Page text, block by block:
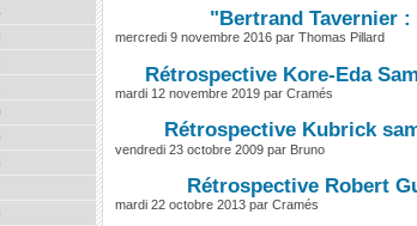
"Bertrand Tavernier
mercredi 9 novembre 2016 par Thomas Pillard
Rétrospective Kore-Eda
mardi 12 novembre 2019 par Cramés
Rétrospective Kubrick
vendredi 23 octobre 2009 par Bruno
Rétrospective Robert
mardi 22 octobre 2013 par Cramés